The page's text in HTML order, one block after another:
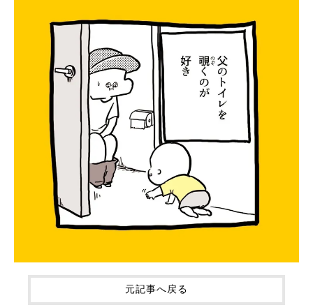
元記事へ戻る